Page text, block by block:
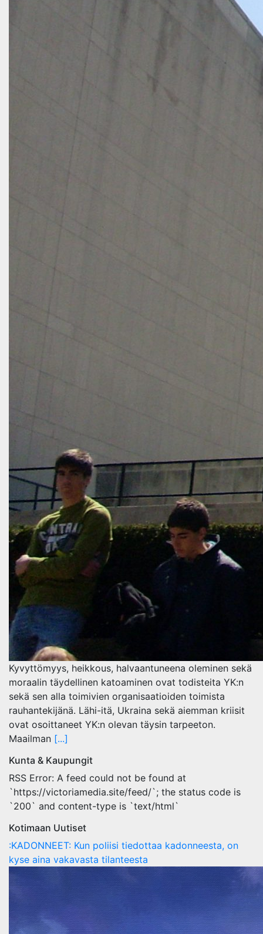
Kyvyttömyys, heikkous, halvaantuneena oleminen sekä
moraalin täydellinen katoaminen ovat todisteita YK:n
sekä sen alla toimivien organisaatioiden toimista
rauhantekijänä. Lähi-itä, Ukraina sekä aiemman kriisit
ovat osoittaneet YK:n olevan täysin tarpeeton.
Maailman [...]
Kunta & Kaupungit
RSS Error: A feed could not be found at
`https://victoriamedia.site/feed/`; the status code is
`200` and content-type is `text/html`
Kotimaan Uutiset
:KADONNEET: Kun poliisi tiedottaa kadonneesta, on
kyse aina vakavasta tilanteesta